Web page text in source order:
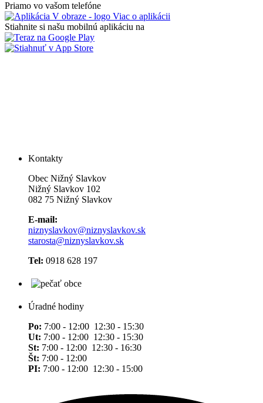
Priamo vo vašom telefóne
Viac o aplikácii
Stiahnite si našu mobilnú aplikáciu na
Kontakty
Obec Nižný Slavkov
Nižný Slavkov 102
082 75 Nižný Slavkov
E-mail:
niznyslavkov@niznyslavkov.sk
starosta@niznyslavkov.sk
Tel: 0918 628 197
Úradné hodiny
Po: 7:00 - 12:00 12:30 - 15:30
Ut: 7:00 - 12:00 12:30 - 15:30
St: 7:00 - 12:00 12:30 - 16:30
Št: 7:00 - 12:00
PI: 7:00 - 12:00 12:30 - 15:00